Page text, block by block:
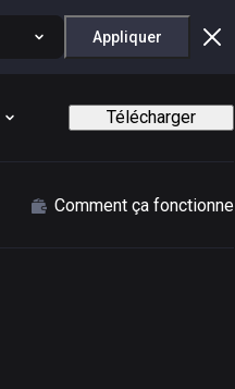
Appliquer
Télécharger
Comment ça fonctionne